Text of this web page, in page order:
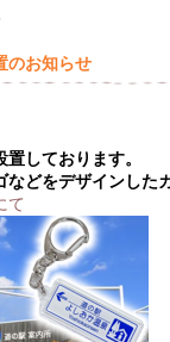
のお知らせ
置しております。
などをデザインした
て